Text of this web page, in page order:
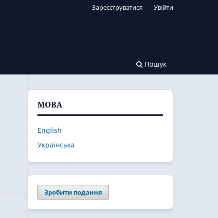
Пошук
Зареєструватися Увійти
МОВА
English
Українська
Зробити подання